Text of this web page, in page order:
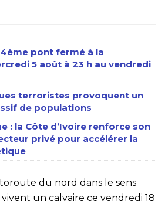
4ème pont fermé à la
5 août à 23 h au vendredi
terroristes provoquent un
de populations
: la Côte d’Ivoire renforce son
privé pour accélérer la
du nord dans le sens
un calvaire ce vendredi 18